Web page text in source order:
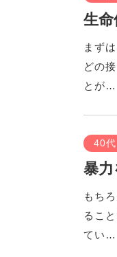
生
まず
どの
とが…
40代
暴
もち
るこ
てい…